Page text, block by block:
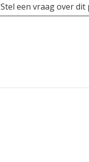
Stel een vraag over dit